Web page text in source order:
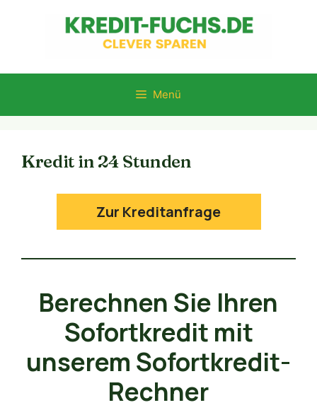
Menü
Kredit in 24 Stunden
Zur Kreditanfrage
Berechnen Sie Ihren
Sofortkredit mit
unserem Sofortkredit-
Rechner